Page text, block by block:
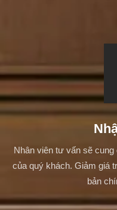
Nhân viên tư vấn sẽ
của quý khách. Giảm giá
bản